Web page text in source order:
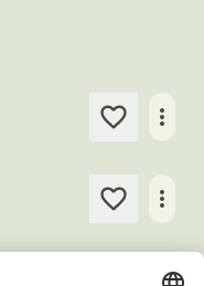
more_horiz
more_horiz
more_horiz